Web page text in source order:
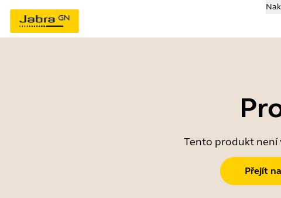
Tento produkt není
Přejít